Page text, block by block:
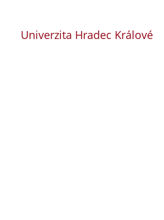
Univerzita Hradec Králové